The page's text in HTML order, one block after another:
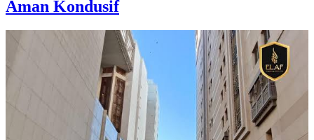
Aman Kondusif